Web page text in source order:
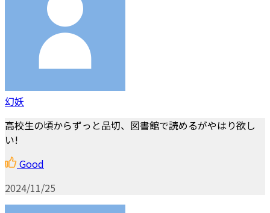
幻妖
高校生の頃からずっと品切、図書館で読めるがやはり欲し
い!
Good
2024/11/25